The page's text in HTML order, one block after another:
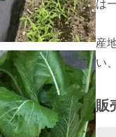
は
産
い
販